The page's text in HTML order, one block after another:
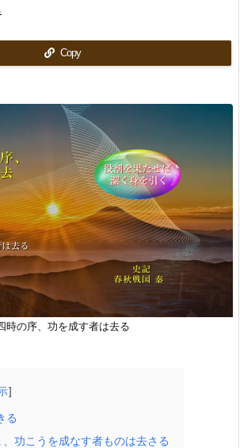
Copy
時の序、功を成す者は去る
る
功こうを成なす者ものは去さる